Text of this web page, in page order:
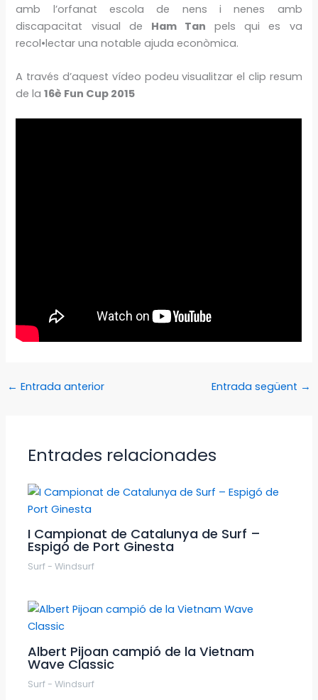
amb l’orfanat escola de nens i nenes amb
discapacitat visual de Ham Tan pels qui es va
recol•lectar una notable ajuda econòmica.
A través d’aquest vídeo podeu visualitzar el clip resum
de la16è Fun Cup 2015
← Entrada anterior Entrada següent →
Entrades relacionades
I Campionat de Catalunya de Surf –
Espigó de Port Ginesta
Surf - Windsurf
Albert Pijoan campió de la Vietnam
Wave Classic
Surf - Windsurf